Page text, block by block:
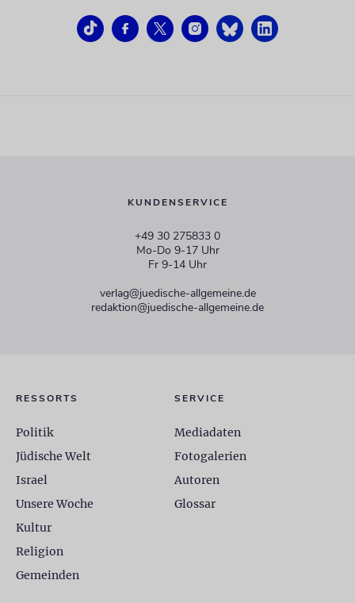
KUNDENSERVICE
+49 30 275833 0
Mo-Do 9-17 Uhr
Fr 9-14 Uhr
verlag@juedische-allgemeine.de
redaktion@juedische-allgemeine.de
RESSORTS
Politik
Jüdische Welt
Israel
Unsere Woche
Kultur
Religion
Gemeinden
SERVICE
Mediadaten
Fotogalerien
Autoren
Glossar